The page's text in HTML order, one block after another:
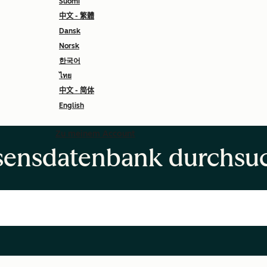
中文 - 繁體
Dansk
Norsk
한국어
ไทย
中文 - 简体
English
Zu meinem Account